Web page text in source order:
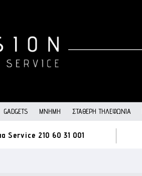
GADGETS ΜΝΉΜΗ ΣΤΑΘΕΡΉ ΤΗΛΕΦΩΝΊΑ
Service 210 60 31 001